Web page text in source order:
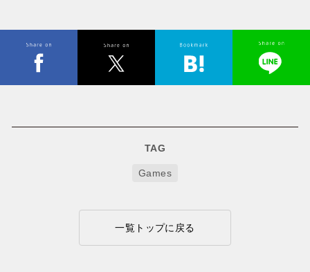
TAG
Games
一覧トップに戻る